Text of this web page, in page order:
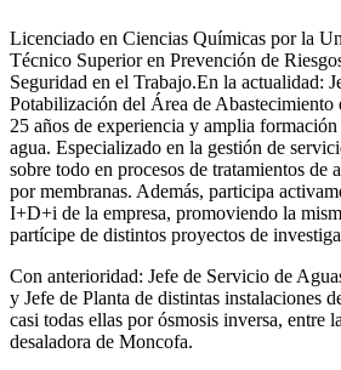
Licenciado en Ciencias Químicas por la
Técnico Superior en Prevención de
Seguridad en el Trabajo.En la actualidad:
Potabilización del Área de
25 años de experiencia y amplia
agua. Especializado en la gestión de
sobre todo en procesos de tratamientos de
por membranas. Además, participa
I+D+i de la empresa, promoviendo la
partícipe de distintos proyectos de
Con anterioridad: Jefe de Servicio de
y Jefe de Planta de distintas instalaciones
casi todas ellas por ósmosis inversa, entre
desaladora de Moncofa.